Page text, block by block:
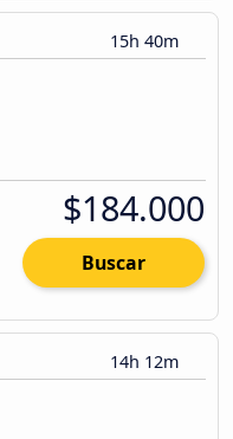
15h 40m
$184.000
Buscar
14h 12m